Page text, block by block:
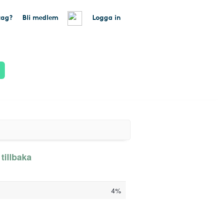
Bli medlem Logga in
tillbaka
4%